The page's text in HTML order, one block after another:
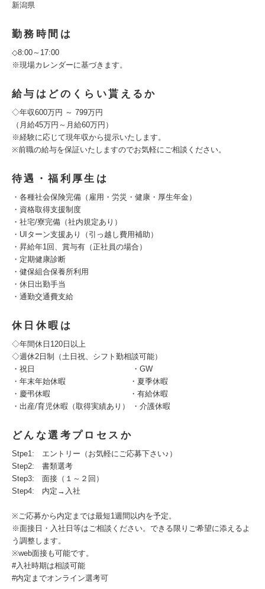
新潟県
勤務時間は
◇8:00～17:00
※現場カレンダーに基づきます。
給与はどのくらい貰えるか
◇年収600万円 ～ 799万円
（月給45万円～月給60万円）
※経験に応じて現年収から提示いたします。
※前職の給与を保証いたしますのでお気軽にご相談ください。
待遇・福利厚生は
・各種社会保険完備（雇用・労災・健康・厚生年金）
・資格取得支援制度
・社宅/寮完備（社内規定あり）
・UIターン支援あり（引っ越し費用補助）
・昇給年1回、賞与有（正社員の場合）
・定期健康診断
・健保組合保養所利用
・休日出勤手当
・通勤交通費支給
休日休暇は
◇年間休日120日以上
◇週休2日制（土日祝、シフト勤相談可能）
・祝日 ・GW
・年末年始休暇 ・夏季休暇
・慶弔休暇 ・有給休暇
・出産/育児休暇（取得実績あり） ・介護休暇
どんな選考プロセスか
Stpe1: エントリー（お気軽にご応募下さい♪）
Step2: 書類選考
Step3: 面接（１～２回）
Step4: 内定→入社
※ご応募から内定までは最短1週間以内を予定。
※面接日・入社日等はご相談ください。できる限りご希望に添えるよ
う調整します。
※web面接も可能です。
#入社時期は相談可能
#内定までオンライン選考可